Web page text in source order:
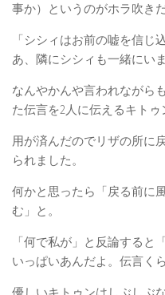
事か）というのがホラ吹き
「シシィはお前の嘘を信じ
あ、隣にシシィも一緒にいま
なんやかんや言われながら
た伝言を2人に伝えるキトゥ
用が済んだのでリザの所に
られました。
何かと思ったら「戻る前に
む」と。
「何で私が」と反論する
いっぱいあんだよ。伝言く